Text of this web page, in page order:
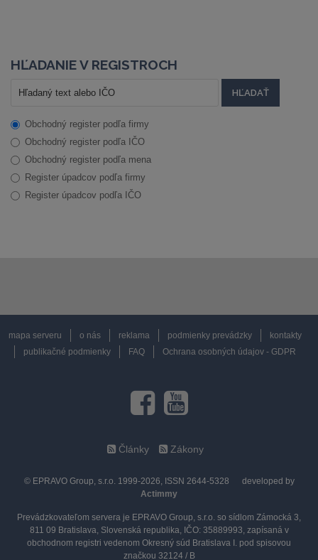
HĽADANIE V REGISTROCH
Obchodný register podľa firmy
Obchodný register podľa IČO
Obchodný register podľa mena
Register úpadcov podľa firmy
Register úpadcov podľa IČO
mapa serveru o nás reklama podmienky prevádzky
kontakty
publikačné podmienky
FAQ Ochrana osobných údajov - GDPR
Články Zákony
© EPRAVO Group, s.r.o. 1999-2026, ISSN 2644-5328
developed by
Actimmy
Prevádzkovateľom servera je EPRAVO Group, s.r.o. so sídlom Zámocká 3,
811 09 Bratislava, Slovenská republika, IČO: 35889993, zapísaná v
obchodnom registri vedenom Okresný súd Bratislava I. pod spisovou
značkou 32124 / B